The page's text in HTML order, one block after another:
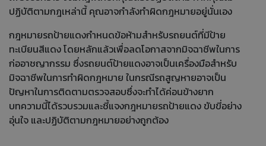
ปฏิบัติตามกฎเหล่านี้ คุณอาจกำลังทำผิดกฎหมายอยู่นั่นเอง
กฎหมายรถป้ายแดงกำหนดข้อห้ามสำหรับรถยนต์ที่มีป้าย
ทะเบียนสีแดง โดยหลักแล้วเพื่อลดโอกาสจากมิจฉาชีพในการ
ก่ออาชญากรรม ซึ่งรถยนต์ป้ายแดงอาจเป็นเครื่องมือสำหรับ
มิจฉาชีพในการทำผิดกฎหมาย ในกรณีรถสูญหายอาจเป็น
ปัญหาในการติดตามตรวจสอบซึ่งจะทำได้ค่อนข้างยาก
บทความนี้ได้รวบรวมและชี้แจงกฎหมายรถป้ายแดง ขับขี่อย่าง
อุ่นใจ และปฏิบัติตามกฎหมายอย่างถูกต้อง